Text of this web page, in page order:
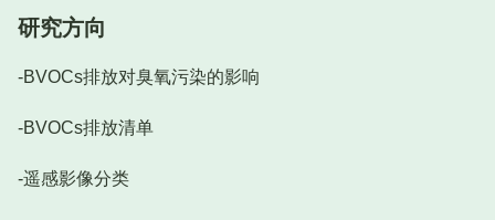
研究方向
-BVOCs排放对臭氧污染的影响
-BVOCs排放清单
-遥感影像分类